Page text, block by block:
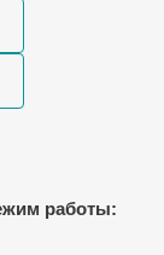
работы: